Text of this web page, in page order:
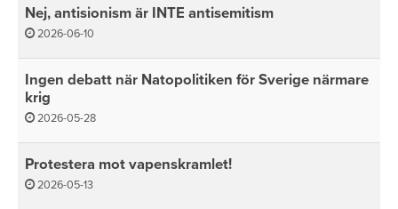
Nej, antisionism är INTE antisemitism
2026-06-10
Ingen debatt när Natopolitiken för Sverige närmare
krig
2026-05-28
Protestera mot vapenskramlet!
2026-05-13